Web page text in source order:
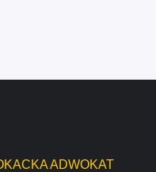
ADWOKAT